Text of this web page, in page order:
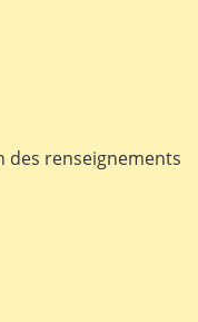
des renseignements